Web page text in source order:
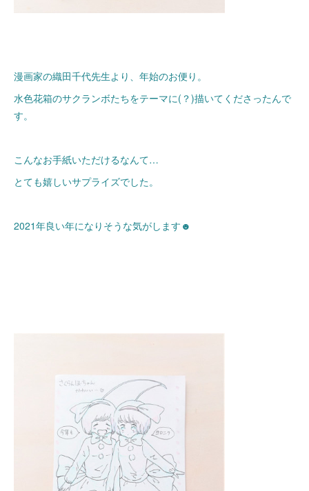
漫画家の織田千代先生より、年始のお便り。
水色花箱のサクランボたちをテーマに(？)描いてくださったんで
す。
こんなお手紙いただけるなんて…
とても嬉しいサプライズでした。
2021年良い年になりそうな気がします☻